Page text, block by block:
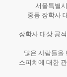
서울특별
중등 장학사
장학사 대상 공
많은 사람들을
스피치에 대한